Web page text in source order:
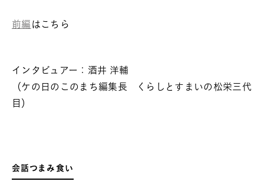
前編 はこちら
インタビュアー：酒井 洋輔
（ケの日のこのまち編集長 くらしとすまいの松栄三代
目）
会話つまみ食い